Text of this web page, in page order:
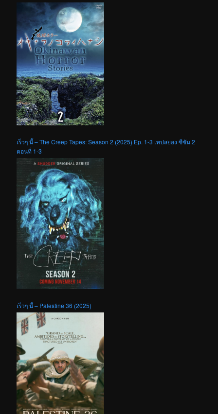
เร็วๆ นี้ – The Creep Tapes: Season 2 (2025) Ep. 1-3 เทปสยอง ซีซัน 2
ตอนที่ 1-3
เร็วๆ นี้ – Palestine 36 (2025)